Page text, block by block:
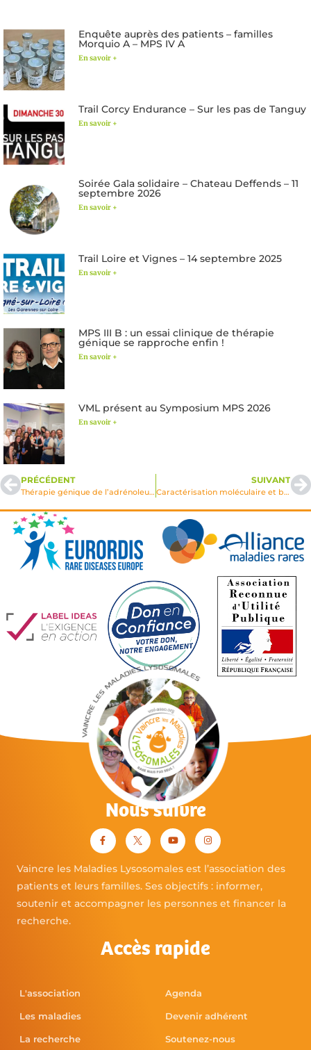
Enquête auprès des patients – familles
Morquio A – MPS IV A
En savoir +
Trail Corcy Endurance – Sur les pas de Tanguy
En savoir +
Soirée Gala solidaire – Chateau Deffends – 11
septembre 2026
En savoir +
Trail Loire et Vignes – 14 septembre 2025
En savoir +
MPS III B : un essai clinique de thérapie
génique se rapproche enfin !
En savoir +
VML présent au Symposium MPS 2026
En savoir +
PRÉCÉDENT
Thérapie génique de l’adrénoleucodystrophie: développement de vecteurs viraux pour le transfert de gène ex vivo dans les cellules souches hémato-poïetiques et in vivo dans le SNC
SUIVANT
Caractérisation moléculaire et biologique de la maladie de Niemann-Pick type C 1999
Nous suivre
Vaincre les Maladies Lysosomales est l’association des
patients et leurs familles. Ses objectifs : informer,
soutenir et accompagner les personnes et financer la
recherche.
Accès rapide
L'association
Les maladies
La recherche
Agenda
Devenir adhérent
Soutenez-nous